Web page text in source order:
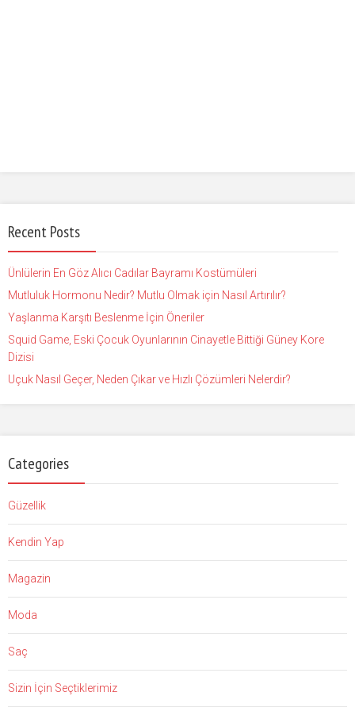
Recent Posts
Ünlülerin En Göz Alıcı Cadılar Bayramı Kostümüleri
Mutluluk Hormonu Nedir? Mutlu Olmak için Nasıl Artırılır?
Yaşlanma Karşıtı Beslenme İçin Öneriler
Squid Game, Eski Çocuk Oyunlarının Cinayetle Bittiği Güney Kore
Dizisi
Uçuk Nasıl Geçer, Neden Çıkar ve Hızlı Çözümleri Nelerdir?
Categories
Güzellik
Kendin Yap
Magazin
Moda
Saç
Sizin İçin Seçtiklerimiz